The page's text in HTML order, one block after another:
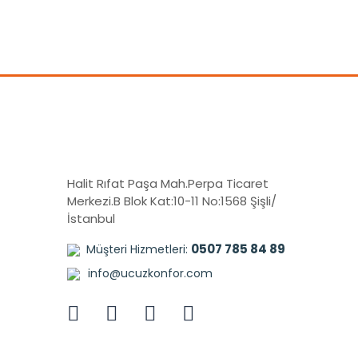
Halit Rıfat Paşa Mah.Perpa Ticaret
Merkezi.B Blok Kat:10-11 No:1568 Şişli/
İstanbul
Müşteri Hizmetleri: 0507 785 84 89
info@ucuzkonfor.com